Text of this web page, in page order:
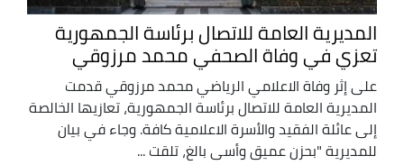
المديرية العامة للاتصال برئاسة الجمهورية
تعزي في وفاة الصحفي محمد مرزوقي
على إثر وفاة الاعلامي الرياضي محمد مرزوقي قدمت
المديرية العامة للاتصال برئاسة الجمهورية، تعازيها الخالصة
إلى عائلة الفقيد والأسرة الاعلامية كافة. وجاء في بيان
للمديرية "بحزن عميق وأسى بالغ، تلقت ...